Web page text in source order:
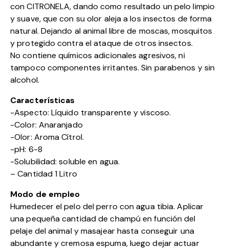
con CITRONELA, dando como resultado un pelo limpio
y suave, que con su olor aleja a los insectos de forma
natural. Dejando al animal libre de moscas, mosquitos
y protegido contra el ataque de otros insectos.
No contiene químicos adicionales agresivos, ni
tampoco componentes irritantes. Sin parabenos y sin
alcohol.
Características
-Aspecto: Líquido transparente y viscoso.
-Color: Anaranjado
-Olor: Aroma Cítrol.
-pH: 6-8
-Solubilidad: soluble en agua.
– Cantidad 1 Litro
Modo de empleo
Humedecer el pelo del perro con agua tibia. Aplicar
una pequeña cantidad de champú en función del
pelaje del animal y masajear hasta conseguir una
abundante y cremosa espuma, luego dejar actuar